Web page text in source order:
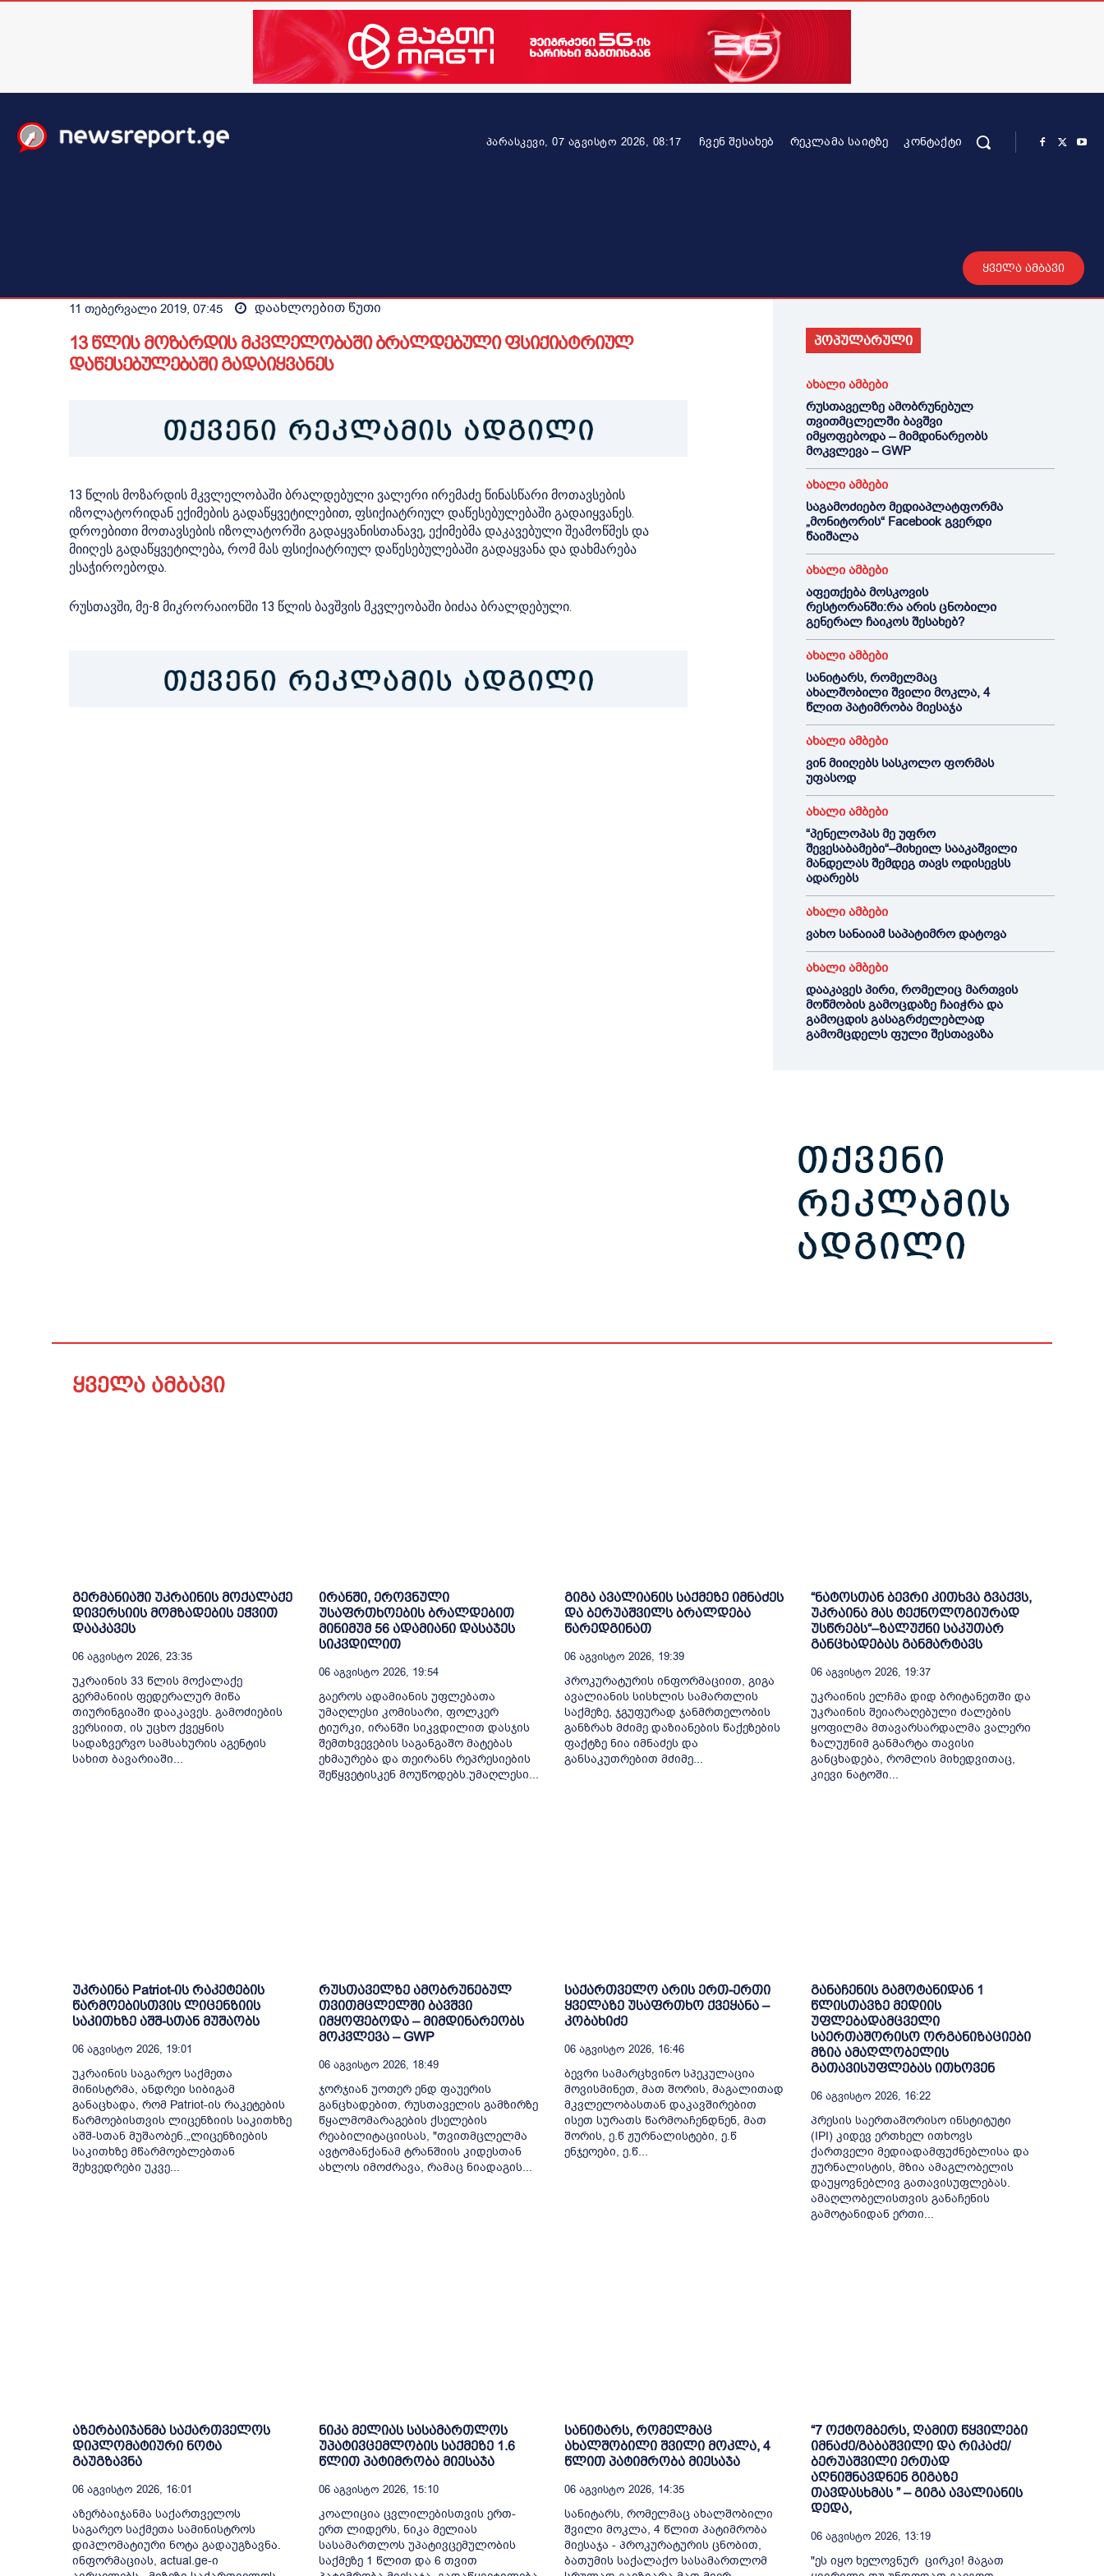
პარასკევი, 07 აგვისტო 2026, 08:17 ᲩᲕᲔᲜ ᲨᲔᲡᲐᲮᲔᲑ ᲠᲔᲙᲚᲐᲛᲐ ᲡᲐᲘᲢᲖᲔ ᲙᲝᲜᲢᲐᲥᲢᲘ
ყველა ამბავი
11 თებერვალი 2019, 07:45 დაახლოებით წუთი
13 წლის მოზარდის მკვლელობაში ბრალდებული ფსიქიატრიულ
დაწესებულებაში გადაიყვანეს
13 წლის მოზარდის მკვლელობაში ბრალდებული ვალერი ირემაძე წინასწარი მოთავსების
იზოლატორიდან ექიმების გადაწყვეტილებით, ფსიქიატრიულ დაწესებულებაში გადაიყვანეს.
დროებითი მოთავსების იზოლატორში გადაყვანისთანავე, ექიმებმა დაკავებული შეამოწმეს და
მიიღეს გადაწყვეტილება, რომ მას ფსიქიატრიულ დაწესებულებაში გადაყვანა და დახმარება
ესაჭიროებოდა.
რუსთავში, მე-8 მიკრორაიონში 13 წლის ბავშვის მკვლეობაში ბიძაა ბრალდებული.
პოპულარული
ახალი ამბები
რუსთაველზე ამობრუნებულ
თვითმცლელში ბავშვი
იმყოფებოდა – მიმდინარეობს
მოკვლევა – GWP
ახალი ამბები
საგამოძიებო მედიაპლატფორმა
„მონიტორის“ Facebook გვერდი
წაიშალა
ახალი ამბები
აფეთქება მოსკოვის
რესტორანში:რა არის ცნობილი
გენერალ ჩაიკოს შესახებ?
ახალი ამბები
სანიტარს, რომელმაც
ახალშობილი შვილი მოკლა, 4
წლით პატიმრობა მიესაჯა
ახალი ამბები
ვინ მიიღებს სასკოლო ფორმას
უფასოდ
ახალი ამბები
“პენელოპას მე უფრო
შევესაბამები“–მიხეილ სააკაშვილი
მანდელას შემდეგ თავს ოდისევსს
ადარებს
ახალი ამბები
ვახო სანაიამ საპატიმრო დატოვა
ახალი ამბები
დააკავეს პირი, რომელიც მართვის
მოწმობის გამოცდაზე ჩაიჭრა და
გამოცდის გასაგრძელებლად
გამომცდელს ფული შესთავაზა
ყველა ამბავი
გერმანიაში უკრაინის მოქალაქე
დივერსიის მომზადების ეჭვით
დააკავეს
06 Აგვისტო 2026, 23:35
უკრაინის 33 წლის მოქალაქე
გერმანიის ფედერალურ მიწა
თიურინგიაში დააკავეს. გამოძიების
ვერსიით, ის უცხო ქვეყნის
სადაზვერვო სამსახურის აგენტის
სახით ბავარიაში...
ირანში, ეროვნული
უსაფრთხოების ბრალდებით
მინიმუმ 56 ადამიანი დასაჯეს
სიკვდილით
06 Აგვისტო 2026, 19:54
გაეროს ადამიანის უფლებათა
უმაღლესი კომისარი, ფოლკერ
ტიურკი, ირანში სიკვდილით დასჯის
შემთხვევების საგანგაშო მატებას
ეხმაურება და თეირანს რეპრესიების
შეწყვეტისკენ მოუწოდებს.უმაღლესი...
გიგა ავალიანის საქმეზე იმნაძეს
და ბერუაშვილს ბრალდება
წარედგინათ
06 Აგვისტო 2026, 19:39
პროკურატურის ინფორმაციით, გიგა
ავალიანის სისხლის სამართლის
საქმეზე, ჯგუფურად ჯანმრთელობის
განზრახ მძიმე დაზიანების წაქეზების
ფაქტზე ნია იმნაძეს და
განსაკუთრებით მძიმე...
“ნატოსთან ბევრი კითხვა გვაქვს,
უკრაინა მას ტექნოლოგიურად
უსწრებს“–ზალუჟნი საკუთარ
განცხადებას განმარტავს
06 Აგვისტო 2026, 19:37
უკრაინის ელჩმა დიდ ბრიტანეთში და
უკრაინის შეიარაღებული ძალების
ყოფილმა მთავარსარდალმა ვალერი
ზალუჟნიმ განმარტა თავისი
განცხადება, რომლის მიხედვითაც,
კიევი ნატოში...
უკრაინა Patriot-ის რაკეტების
წარმოებისთვის ლიცენზიის
საკითხზე აშშ-სთან მუშაობს
06 Აგვისტო 2026, 19:01
უკრაინის საგარეო საქმეთა
მინისტრმა, ანდრეი სიბიგამ
განაცხადა, რომ Patriot-ის რაკეტების
წარმოებისთვის ლიცენზიის საკითხზე
აშშ-სთან მუშაობენ.„ლიცენზიების
საკითხზე მწარმოებლებთან
შეხვედრები უკვე...
რუსთაველზე ამობრუნებულ
თვითმცლელში ბავშვი
იმყოფებოდა – მიმდინარეობს
მოკვლევა – GWP
06 Აგვისტო 2026, 18:49
ჯორჯიან უოთერ ენდ ფაუერის
განცხადებით, რუსთაველის გამზირზე
წყალმომარაგების ქსელების
რეაბილიტაციისას, "თვითმცლელმა
ავტომანქანამ ტრანშიის კიდესთან
ახლოს იმოძრავა, რამაც ნიადაგის...
საქართველო არის ერთ-ერთი
ყველაზე უსაფრთხო ქვეყანა –
კობახიძე
06 Აგვისტო 2026, 16:46
ბევრი სამარცხვინო სპეკულაცია
მოვისმინეთ, მათ შორის, მაგალითად
მკვლელობასთან დაკავშირებით
ისეთ სურათს წარმოაჩენდნენ, მათ
შორის, ე.წ ჟურნალისტები, ე.წ
ენჯეოები, ე.წ...
განაჩენის გამოტანიდან 1
წლისთავზე მედიის
უფლებადამცველი
საერთაშორისო ორგანიზაციები
მზია ამაღლობელის
გათავისუფლებას ითხოვენ
06 Აგვისტო 2026, 16:22
პრესის საერთაშორისო ინსტიტუტი
(IPI) კიდევ ერთხელ ითხოვს
ქართველი მედიადამფუძნებლისა და
ჟურნალისტის, მზია ამაგლობელის
დაუყოვნებლივ გათავისუფლებას.
ამაღლობელისთვის განაჩენის
გამოტანიდან ერთი...
აზერბაიჯანმა საქართველოს
დიპლომატიური ნოტა
გაუგზავნა
06 Აგვისტო 2026, 16:01
აზერბაიჯანმა საქართველოს
საგარეო საქმეთა სამინისტროს
დიპლომატიური ნოტა გადაუგზავნა.
ინფორმაციას, actual.ge-ი
ნიკა მელიას სასამართლოს
უპატივცემლობის საქმეზე 1.6
წლით პატიმრობა მიესაჯა
06 Აგვისტო 2026, 15:10
კოალიცია ცვლილებისთვის ერთ-
ერთ ლიდერს, ნიკა მელიას
სასამართლოს უპატივცემულობის
საქმეზე 1 წლით და 6 თვით
სანიტარს, რომელმაც
ახალშობილი შვილი მოკლა, 4
წლით პატიმრობა მიესაჯა
06 Აგვისტო 2026, 14:35
სანიტარს, რომელმაც ახალშობილი
შვილი მოკლა, 4 წლით პატიმრობა
მიესაჯა - პროკურატურის ცნობით,
ბათუმის საქალაქო სასამართლომ
“7 ოქტომბერს, ღამით წყვილები
იმნაძე/გაბაშვილი და რიკაძე/
ბერუაშვილი ერთად
აღნიშნავდნენ გიგაზე
თავდასხმას ” – გიგა ავალიანის
დედა,
06 Აგვისტო 2026, 13:19
"ეს იყო ხელოვნურ ცირკი! მაგათ